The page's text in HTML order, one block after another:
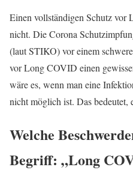
Einen vollständigen Schutz
nicht. Die Corona
(laut STIKO) vor einem
vor Long COVID einen
wäre es, wenn man eine
nicht möglich ist. Das bedeutet,
Welche
Begriff: „Long